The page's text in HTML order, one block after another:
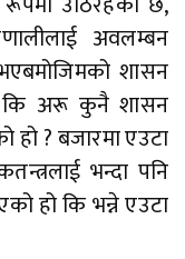
अवलम्बन
शासन
कि अरू कुनै शासन
हो ? बजारमा एउटा
भन्दा पनि
हो कि भन्ने एउटा